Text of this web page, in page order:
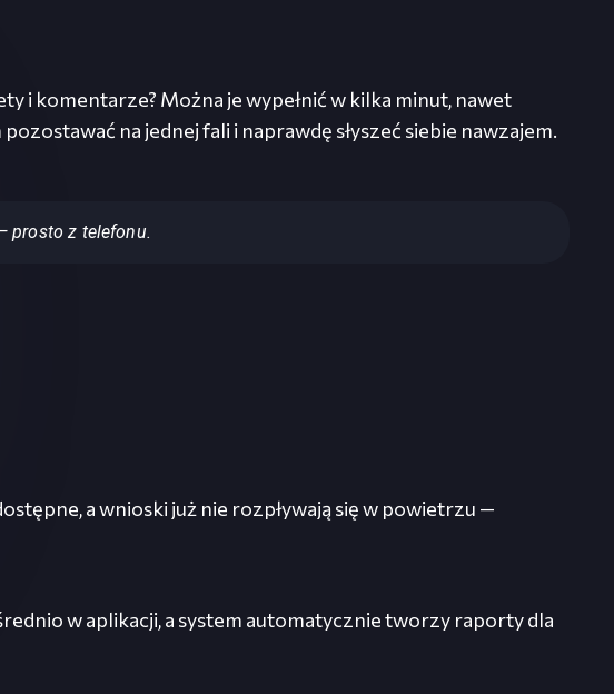
i komentarze? Można je wypełnić w kilka minut, nawet
na jednej fali i naprawdę słyszeć siebie nawzajem.
prosto z telefonu.
a wnioski już nie rozpływają się w powietrzu —
w aplikacji, a system automatycznie tworzy raporty dla